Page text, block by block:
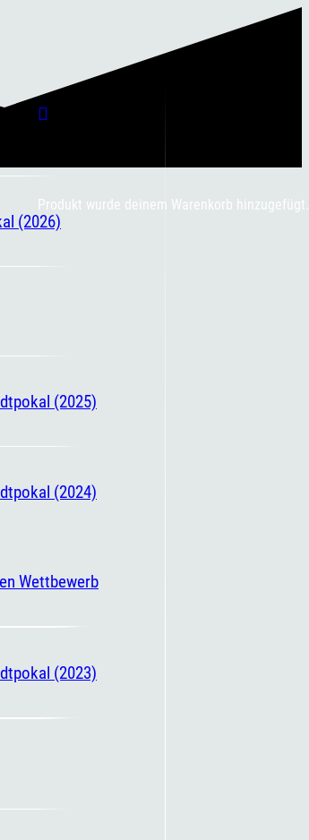
(2026)
(2025)
(2024)
Wettbewerb
(2023)
Produkt wurde deinem Warenkorb hinzugefügt.